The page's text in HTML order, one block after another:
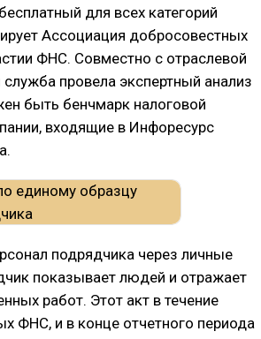
для всех категорий
Ассоциация добросовестных
ФНС. Совместно с отраслевой
провела экспертный анализ
быть бенчмарк налоговой
входящие в Инфоресурс
подрядчика через личные
показывает людей и отражает
работ. Этот акт в течение
ФНС, и в конце отчетного периода